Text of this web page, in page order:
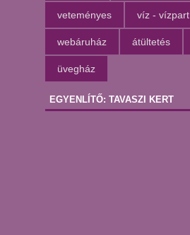
veteményes víz - vízpart
webáruház átültetés
üvegház
EGYENLÍTŐ: TAVASZI KERT